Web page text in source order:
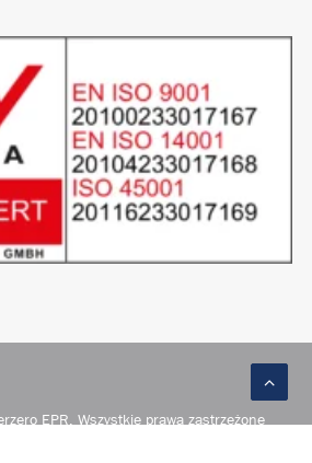
EPR. Wszystkie prawa zastrzeżone